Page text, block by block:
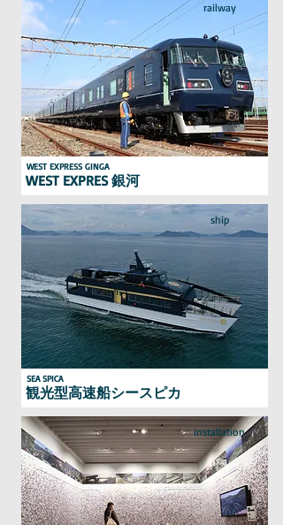
railway
WEST EXPRESS GINGA
WEST EXPRES 銀河
ship
SEA SPICA
観光型高速船シースピカ
installation